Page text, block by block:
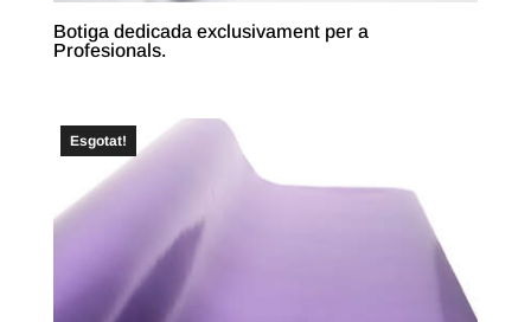
Botiga dedicada exclusivament per a
Profesionals.
Esgotat!